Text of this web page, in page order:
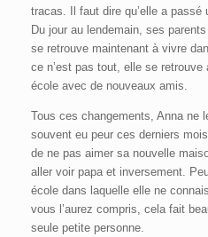
tracas. Il faut dire qu’elle a passé
Du jour au lendemain, ses
se retrouve maintenant à vivre
ce n’est pas tout, elle se
école avec de nouveaux amis.
Tous ces changements, Anna ne
souvent eu peur ces derniers
de ne pas aimer sa nouvelle
aller voir papa et inversement.
école dans laquelle elle ne
vous l’aurez compris, cela fait
seule petite personne.